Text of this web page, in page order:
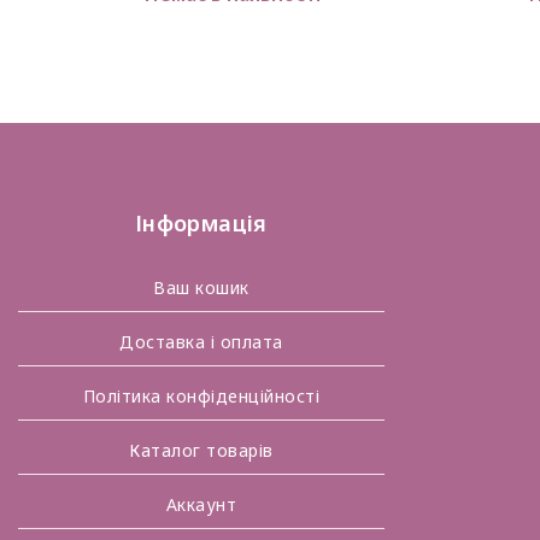
Інформація
Ваш кошик
Доставка і оплата
Політика конфіденційності
Каталог товарів
Аккаунт